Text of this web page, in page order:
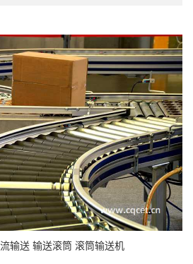
输送 输送滚筒 滚筒输送机